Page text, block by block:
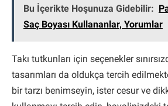
Bu İçerikte Hoşunuza Gidebilir:
Saç Boyası Kullananlar, Yorumlar
Takı tutkunları için seçenekler
tasarımları da oldukça tercih
bir tarzı benimseyin, ister cesur ve